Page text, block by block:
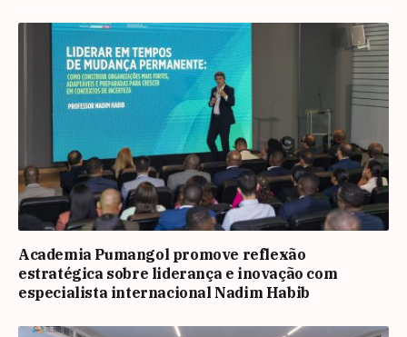
Academia Pumangol promove reflexão
estratégica sobre liderança e inovação com
especialista internacional Nadim Habib